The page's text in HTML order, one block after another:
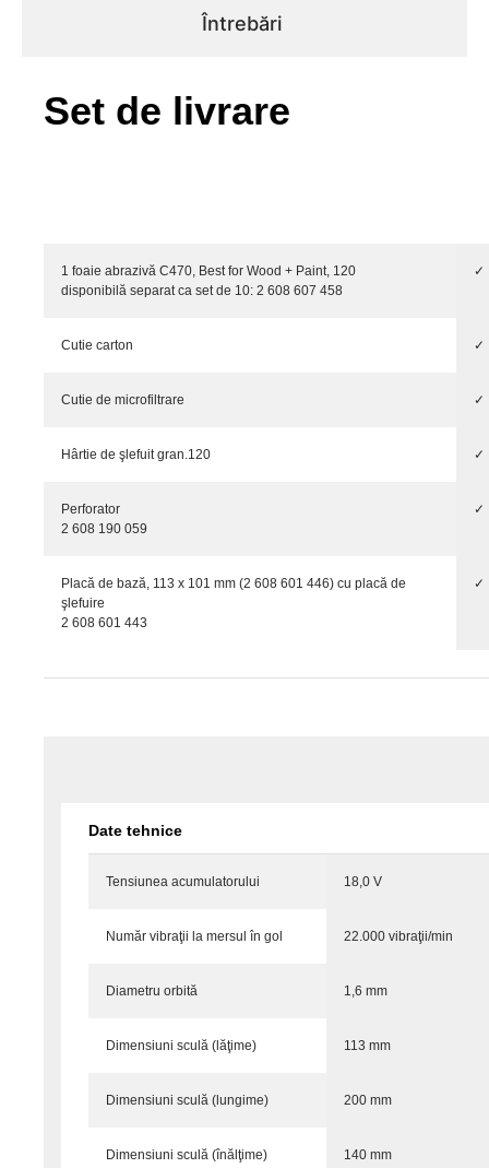
Întrebări
Set de livrare
1 foaie abrazivă C470, Best for Wood + Paint, 120
disponibilă separat ca set de 10: 2 608 607 458
✓
Cutie carton ✓
Cutie de microfiltrare ✓
Hârtie de şlefuit gran.120 ✓
Perforator
2 608 190 059
✓
Placă de bază, 113 x 101 mm (2 608 601 446) cu placă de
şlefuire
2 608 601 443
✓
Date tehnice
Tensiunea acumulatorului 18,0 V
Număr vibraţii la mersul în gol 22.000 vibraţii/min
Diametru orbită 1,6 mm
Dimensiuni sculă (lăţime) 113 mm
Dimensiuni sculă (lungime) 200 mm
Dimensiuni sculă (înălţime) 140 mm